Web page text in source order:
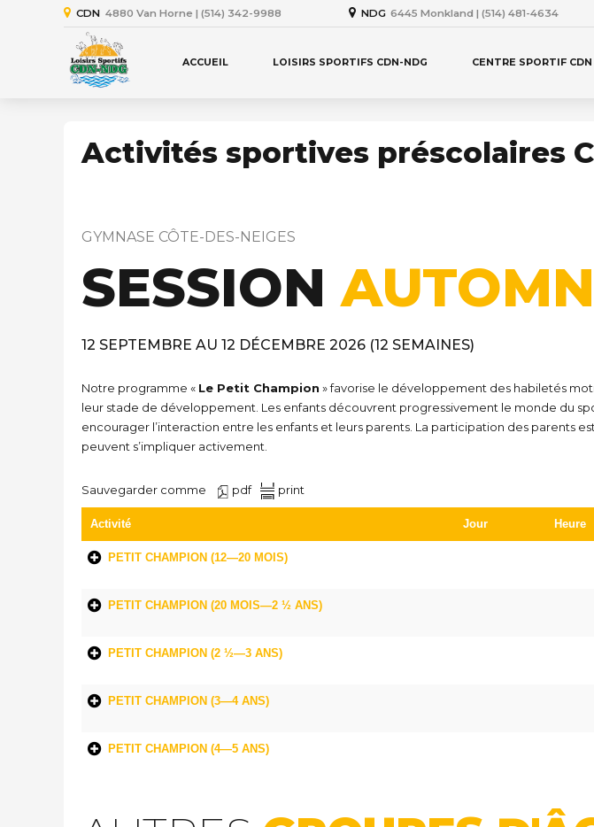
CDN 4880 Van Horne | (514) 342-9988 NDG 6445 Monkland | (514) 481-4634
ACCUEIL LOISIRS SPORTIFS CDN-NDG CENTRE SPORTIF CDN
Activités sportives préscolaires
GYMNASE CÔTE-DES-NEIGES
SESSION
12 SEPTEMBRE AU 12 DÉCEMBRE 2026 (12 SEMAINES)
Notre programme « Le Petit Champion » favorise le développement des habiletés
leur stade de développement. Les enfants découvrent progressivement le monde du
encourager l’interaction entre les enfants et leurs parents. La participation des
peuvent s’impliquer activement.
Sauvegarder comme pdf print
Activité Jour Heure
PETIT CHAMPION (12—20 MOIS)
PETIT CHAMPION (20 MOIS—2 ½ ANS)
PETIT CHAMPION (2 ½—3 ANS)
PETIT CHAMPION (3—4 ANS)
PETIT CHAMPION (4—5 ANS)